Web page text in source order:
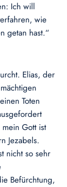
Ich will
wie
getan hast.“
Elias, der
Toten
Gott ist
Jezabels.
nicht so sehr
Befürchtung,